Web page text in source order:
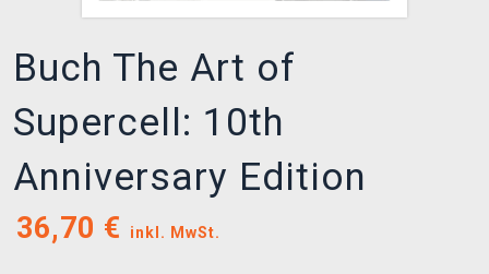
Buch The Art of
Supercell: 10th
Anniversary Edition
36,70 € inkl. MwSt.